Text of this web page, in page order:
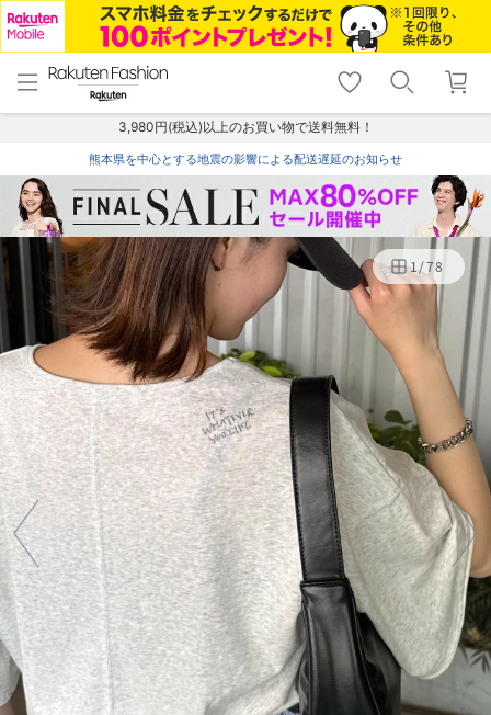
menu home
トップ
shopping_cart lock_outline
ログイン
3,980円(税込)以上のお買い物で送料無料！
熊本県を中心とする地震の影響による配送遅延のお知らせ
1/78